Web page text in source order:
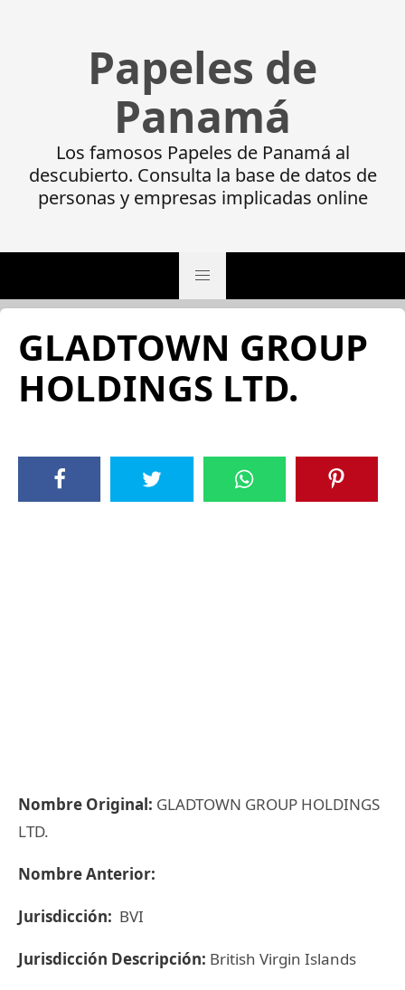
Papeles de
Panamá
Los famosos Papeles de Panamá al
descubierto. Consulta la base de datos de
personas y empresas implicadas online
GLADTOWN GROUP
HOLDINGS LTD.
Nombre Original: GLADTOWN GROUP HOLDINGS
LTD.
Nombre Anterior:
Jurisdicción: BVI
Jurisdicción Descripción: British Virgin Islands